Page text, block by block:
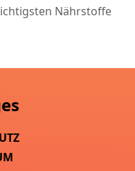
Nährstoffe